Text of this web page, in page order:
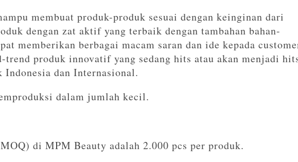
membuat produk-produk sesuai dengan keinginan dari
dengan zat aktif yang terbaik dengan tambahan bahan-
memberikan berbagai macam saran dan ide kepada
trend produk innovatif yang sedang hits atau akan menjadi
dan Internasional.
dalam jumlah kecil.
di MPM Beauty adalah 2.000 pcs per produk.